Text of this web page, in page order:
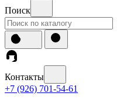
Поиск
Контакты
+7 (926) 701-54-61